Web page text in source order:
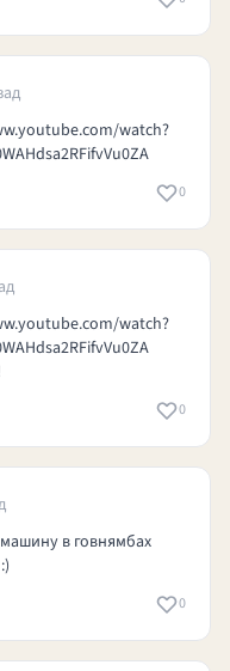
watch?
0
watch?
0
в говнямбах
0